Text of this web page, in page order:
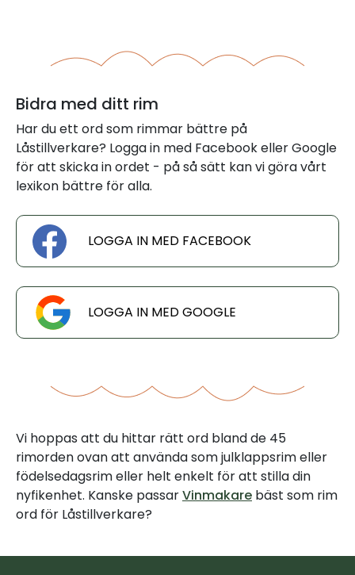
Bidra med ditt rim
Har du ett ord som rimmar bättre på
Låstillverkare? Logga in med Facebook eller Google
för att skicka in ordet - på så sätt kan vi göra vårt
lexikon bättre för alla.
LOGGA IN MED FACEBOOK
LOGGA IN MED GOOGLE
Vi hoppas att du hittar rätt ord bland de 45
rimorden ovan att använda som julklappsrim eller
födelsedagsrim eller helt enkelt för att stilla din
nyfikenhet. Kanske passarVinmakare bäst som rim
ord för Låstillverkare?